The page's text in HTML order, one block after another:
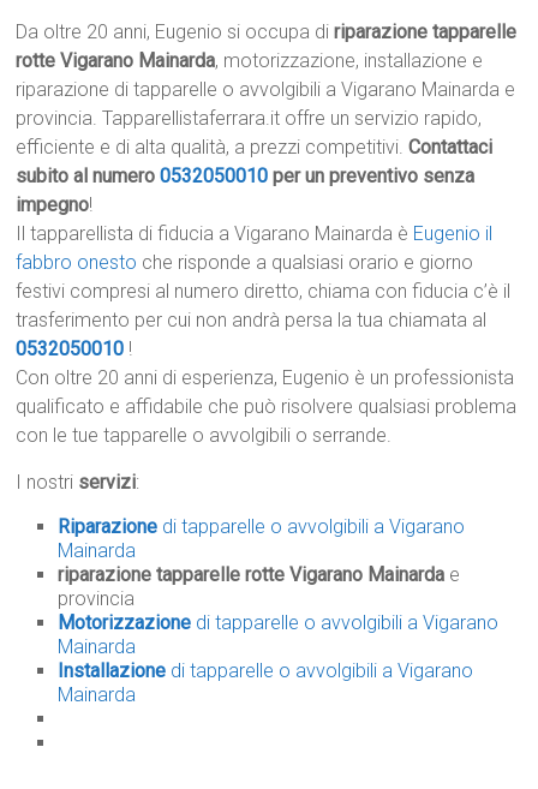
Da oltre 20 anni, Eugenio si occupa diriparazione tapparelle
rotte Vigarano Mainarda, motorizzazione, installazione e
riparazione di tapparelle o avvolgibili a Vigarano Mainarda e
provincia. Tapparellistaferrara.it offre un servizio rapido,
efficiente e di alta qualità, a prezzi competitivi.Contattaci
subito al numero0532050010 per un preventivo senza
impegno!
Il tapparellista di fiducia a Vigarano Mainarda è Eugenio il
fabbro onesto che risponde a qualsiasi orario e giorno
festivi compresi al numero diretto, chiama con fiducia c’è il
trasferimento per cui non andrà persa la tua chiamata al
0532050010 !
Con oltre 20 anni di esperienza, Eugenio è un professionista
qualificato e affidabile che può risolvere qualsiasi problema
con le tue tapparelle o avvolgibili o serrande.
I nostri servizi:
Riparazione di tapparelle o avvolgibili a Vigarano
Mainarda
riparazione tapparelle rotte Vigarano Mainarda e
provincia
Motorizzazione di tapparelle o avvolgibili a Vigarano
Mainarda
Installazione di tapparelle o avvolgibili a Vigarano
Mainarda